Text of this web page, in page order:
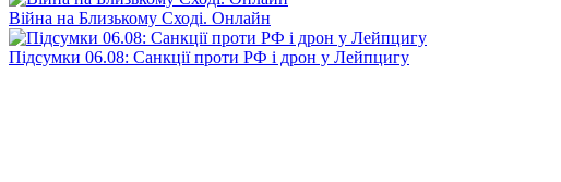
Війна на Близькому Сході. Онлайн
Підсумки 06.08: Санкції проти РФ і дрон у Лейпцигу